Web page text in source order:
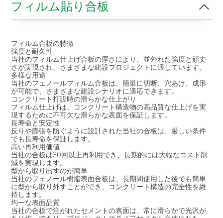
フィルム貼り合板
フィルム合板の特徴
強度と耐久性
当社のフィルム仕上げ合板の厚さにより、並外れた強度と頑丈
さが実現され、さまざまな建設プロジェクトに適しています。
多様な用途
当社のフェノールフィルム合板は、簡単に切断、穴あけ、成形
が可能で、さまざまな建設シナリオに適応できます。
コンクリート打設時の滑らかな仕上がり
フィルム仕上げは、コンクリート構造物の高品質な仕上げを実
現するために不可欠な滑らかな表面を保証します。
長寿命と安定性
反りや膨張を防ぐように設計された当社の合板は、厳しい条件
でも長寿命を保証します。
高い再利用価値
当社の合板は30回以上再利用でき、長期的には大幅なコスト削
減を実現します。
型から取り出すのが簡単
当社のフェノール樹脂表面合板は、長期間使用した後でも簡単
に型から取り外すことができ、コンクリート構造の完全性を維
持します。
均一な表面品質
当社の合板で注がれたセメントの表面は、常に滑らかで光沢が